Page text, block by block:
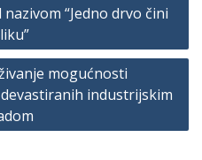
“Jedno drvo čini
mogućnosti
industrijskim